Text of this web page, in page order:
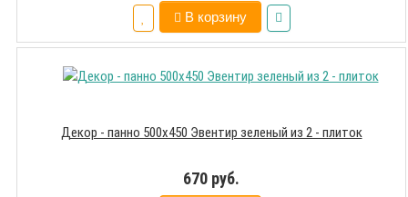
В корзину
Декор - панно 500х450 Эвентир зеленый из 2 - плиток
670 руб.